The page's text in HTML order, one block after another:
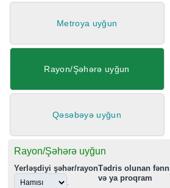
Metroya uyğun
Rayon/Şəhərə uyğun
Qəsəbəyə uyğun
Rayon/Şəhərə uyğun
Yerləşdiyi şəhər/rayon
.
Tədris olunan fənn
və ya proqram